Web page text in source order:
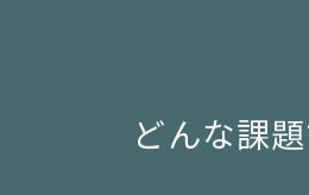
どんな課題